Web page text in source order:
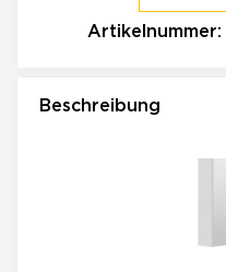
Artikelnummer:
Beschreibung